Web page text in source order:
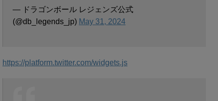
— ドラゴンボール レジェンズ公式
(@db_legends_jp) May 31, 2024
https://platform.twitter.com/widgets.js